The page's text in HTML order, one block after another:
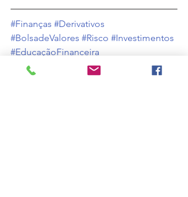
#Finanças #Derivativos
#BolsadeValores #Risco #Investimentos
#EducaçãoFinanceira
#MercadodeCapitais #Hedge